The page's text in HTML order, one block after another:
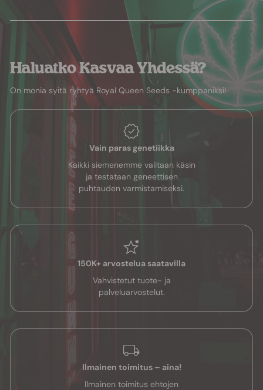
Haluatko Kasvaa Yhdessä?
On monia syitä ryhtyä Royal Queen Seeds -kumppaniksi!
Vain paras genetiikka
Kaikki siemenemme valitaan käsin
ja testataan geneettisen
puhtauden varmistamiseksi.
Ilmainen toimitus – aina!
Ilmainen toimitus ehtojen
150K+ arvostelua saatavilla
Vahvistetut tuote- ja
palveluarvostelut.